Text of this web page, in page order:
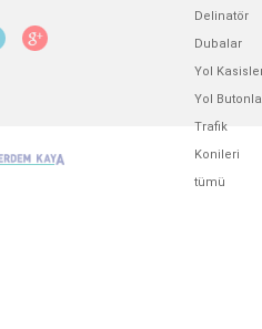
Delinatör
Dubalar
Yol
Yol
Trafik
Konileri
tümü